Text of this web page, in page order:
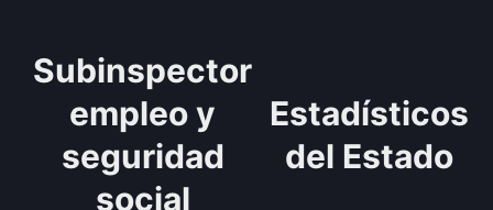
Subinspector
empleo y
seguridad
social
Estadísticos
del Estado